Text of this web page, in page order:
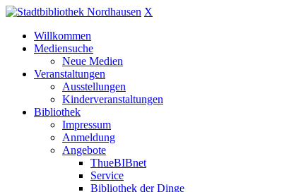
X
Willkommen
Mediensuche
Neue Medien
Veranstaltungen
Ausstellungen
Kinderveranstaltungen
Bibliothek
Impressum
Anmeldung
Angebote
ThueBIBnet
Service
Bibliothek der Dinge